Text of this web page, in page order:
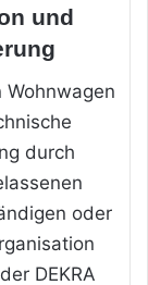
und
Wohnwagen
durch
oder
DEKRA